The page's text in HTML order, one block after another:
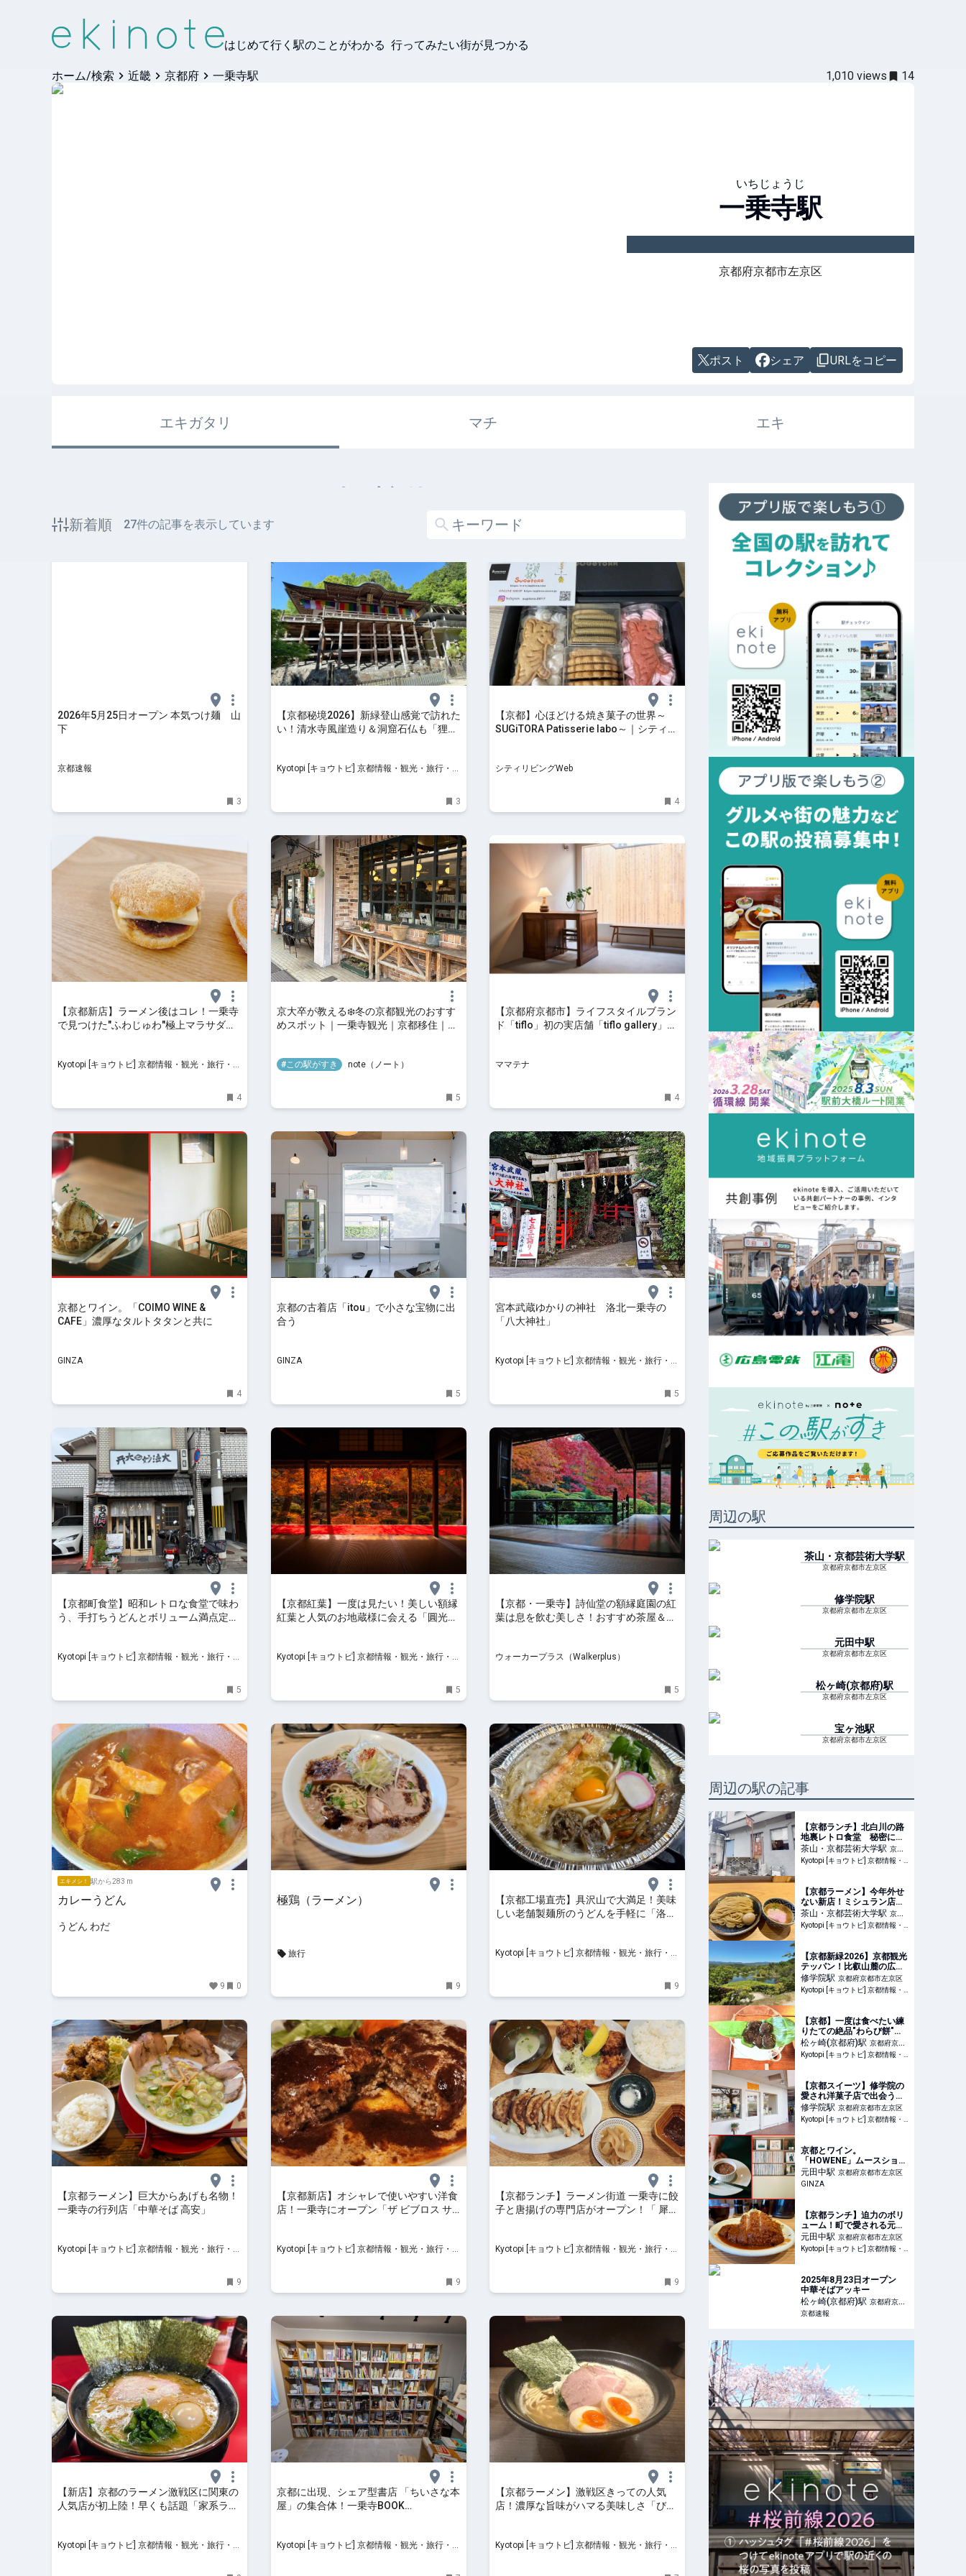
はじめて行く駅のことがわかる 行ってみたい街が見つかる
ホーム/検索 近畿 京都府 一乗寺駅 1,010 views 14
いちじょうじ
一乗寺駅
京都府京都市左京区
ポスト シェア URLをコピー
エキガタリ マチ エキ
エキガタリ
新着順 27件の記事を表示しています
2026年5月25日オープン 本気つけ麺 山
下
京都速報
3
【京都秘境2026】新緑登山感覚で訪れた
い！清水寺風崖造り＆洞窟石仏も「狸谷
Kyotopi [キョウトピ] 京都情報・観光・旅行・グ
3
【京都】心ほどける焼き菓子の世界～
SUGiTORA Patisserie labo～｜シティリ
シティリビングWeb
4
【京都新店】ラーメン後はコレ！一乗寺
で見つけた"ふわじゅわ"極上マラサダド
Kyotopi [キョウトピ] 京都情報・観光・旅行・グ
4
京大卒が教える❄️冬の京都観光のおすす
めスポット｜一乗寺観光｜京都移住｜ノ
#この駅がすき note（ノート）
5
【京都府京都市】ライフスタイルブラン
ド「tiflo」初の実店舗「tiflo gallery」
ママテナ
4
京都とワイン。「COIMO WINE &
CAFE」濃厚なタルトタタンと共に
GINZA
4
京都の古着店「itou」で小さな宝物に出
合う
GINZA
5
宮本武蔵ゆかりの神社 洛北一乗寺の
「八大神社」
Kyotopi [キョウトピ] 京都情報・観光・旅行・グ
5
【京都町食堂】昭和レトロな食堂で味わ
う、手打ちうどんとボリューム満点定食
Kyotopi [キョウトピ] 京都情報・観光・旅行・グ
5
【京都紅葉】一度は見たい！美しい額縁
紅葉と人気のお地蔵様に会える「圓光
Kyotopi [キョウトピ] 京都情報・観光・旅行・グ
5
【京都・一乗寺】詩仙堂の額縁庭園の紅
葉は息を飲む美しさ！おすすめ茶屋＆紅
ウォーカープラス（Walkerplus）
5
エキメシ！ 駅から283 m
カレーうどん
うどん わだ
9 0
極鶏（ラーメン）
旅行
9
【京都工場直売】具沢山で大満足！美味
しい老舗製麺所のうどんを手軽に「洛北
Kyotopi [キョウトピ] 京都情報・観光・旅行・グ
9
【京都ラーメン】巨大からあげも名物！
一乗寺の行列店「中華そば 高安」
Kyotopi [キョウトピ] 京都情報・観光・旅行・グ
9
【京都新店】オシャレで使いやすい洋食
店！一乗寺にオープン「ザ ビブロス サ
Kyotopi [キョウトピ] 京都情報・観光・旅行・グ
9
【京都ランチ】ラーメン街道 一乗寺に餃
子と唐揚げの専門店がオープン！「 犀の
Kyotopi [キョウトピ] 京都情報・観光・旅行・グ
9
【新店】京都のラーメン激戦区に関東の
人気店が初上陸！早くも話題「家系ラー
Kyotopi [キョウトピ] 京都情報・観光・旅行・グ
京都に出現、シェア型書店 「ちいさな本
屋」の集合体！一乗寺BOOK
Kyotopi [キョウトピ] 京都情報・観光・旅行・グ
【京都ラーメン】激戦区きっての人気
店！濃厚な旨味がハマる美味しさ「びし
Kyotopi [キョウトピ] 京都情報・観光・旅行・グ
周辺の駅
茶山・京都芸術大学駅
京都府京都市左京区
修学院駅
京都府京都市左京区
元田中駅
京都府京都市左京区
松ヶ崎(京都府)駅
京都府京都市左京区
宝ヶ池駅
京都府京都市左京区
周辺の駅の記事
【京都ランチ】北白川の路
地裏レトロ食堂 秘密にし
たい穴場店の"絶品タツタ南
蛮"
茶山・京都芸術大学駅 京都
府京都市左京区
Kyotopi [キョウトピ] 京都情報・観光・旅行・グルメ
【京都ラーメン】今年外せ
ない新店！ミシュラン店出
身の実力派、上品な豚骨魚
介が絶品「穣」
茶山・京都芸術大学駅 京都
府京都市左京区
Kyotopi [キョウトピ] 京都情報・観光・旅行・グルメ
【京都新緑2026】京都観光
テッパン！比叡山麓の広大
な池泉回遊式庭園の絶景
「修学院離宮」
修学院駅 京都府京都市左京区
Kyotopi [キョウトピ] 京都情報・観光・旅行・グルメ
【京都】一度は食べたい練
りたての絶品"わらび餅"
下鴨の名店「茶寮宝泉」
松ヶ崎(京都府)駅 京都府京都
市左京区
Kyotopi [キョウトピ] 京都情報・観光・旅行・グルメ
【京都スイーツ】修学院の
愛され洋菓子店で出会う絶
品"焼き菓子" 手土産にもぴ
ったり
修学院駅 京都府京都市左京区
Kyotopi [キョウトピ] 京都情報・観光・旅行・グルメ
京都とワイン。
「HOWENE」ムースショコ
ラと心地よい音楽を
元田中駅 京都府京都市左京区
GINZA
【京都ランチ】迫力のボリ
ューム！町で愛される元田
中のとんかつ専門店「おく
だ」
元田中駅 京都府京都市左京区
Kyotopi [キョウトピ] 京都情報・観光・旅行・グルメ
2025年8月23日オープン
中華そばアッキー
松ヶ崎(京都府)駅 京都府京都
市左京区
京都速報